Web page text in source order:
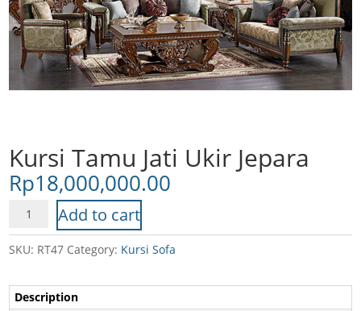
Kursi Tamu Jati Ukir Jepara
Rp18,000,000.00
Kursi
Jati
Jepara
quantity
Add to cart
SKU: RT47 Category: Kursi Sofa
Description